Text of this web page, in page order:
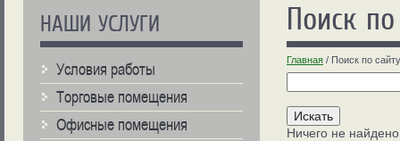
Поиск по
Главная / Поиск по сайту
Ничего не
НАШИ УСЛУГИ
Условия работы
Торговые помещения
Офисные помещения